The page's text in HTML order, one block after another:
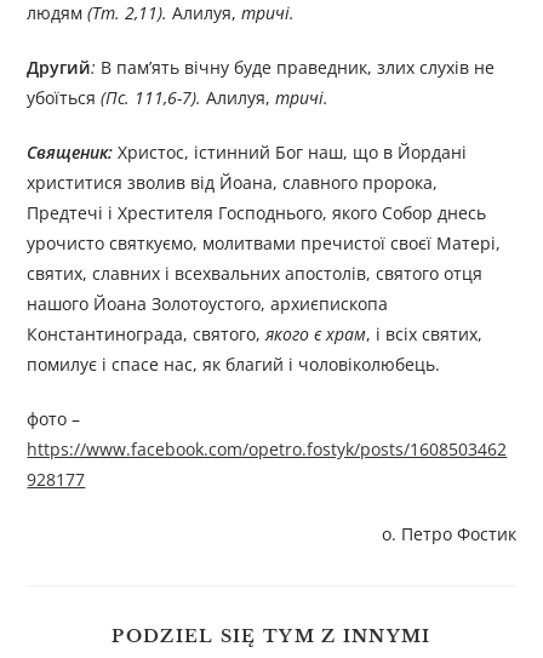
людям(Тт. 2,11). Алилуя,тричі.
Другий: В пам’ять вічну буде праведник, злих слухів не
убоїться(Пс. 111,6-7). Алилуя,тричі.
Священик: Христос, істинний Бог наш, що в Йордані
христитися зволив від Йоана, славного пророка,
Предтечі і Хрестителя Господнього, якого Собор днесь
урочисто святкуємо, молитвами пречистої своєї Матері,
святих, славних і всехвальних апостолів, святого отця
нашого Йоана Золотоустого, архиєпископа
Константинограда, святого,якого є храм, і всіх святих,
помилує і спасе нас, як благий і чоловіколюбець.
фото –
https://www.facebook.com/opetro.fostyk/posts/1608503462
928177
о. Петро Фостик
PODZIEL SIĘ TYM Z INNYMI